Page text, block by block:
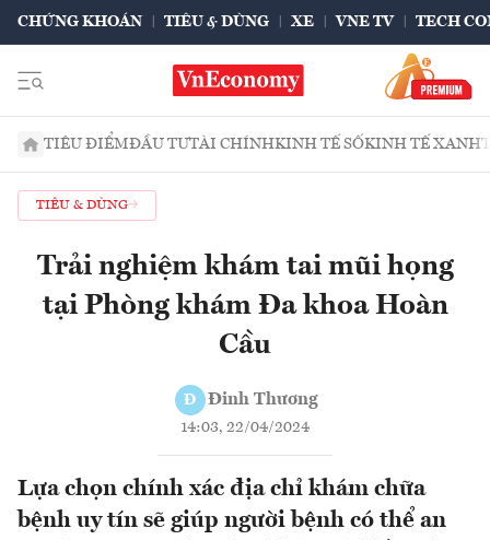
CHỨNG KHOÁN TIÊU & DÙNG XE VNE TV TECH
TIÊU ĐIỂMĐẦU TƯTÀI CHÍNHKINH TẾ SỐKINH TẾ XANH
TIÊU & DÙNG
Trải nghiệm khám tai mũi họng
tại Phòng khám Đa khoa Hoàn
Cầu
Đ Đinh Thương
14:03, 22/04/2024
Lựa chọn chính xác địa chỉ khám chữa
bệnh uy tín sẽ giúp người bệnh có thể an